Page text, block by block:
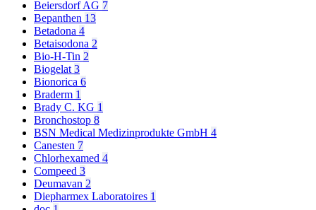
Beiersdorf AG 7
Bepanthen 13
Betadona 4
Betaisodona 2
Bio-H-Tin 2
Biogelat 3
Bionorica 6
Braderm 1
Brady C. KG 1
Bronchostop 8
BSN Medical Medizinprodukte GmbH 4
Canesten 7
Chlorhexamed 4
Compeed 3
Deumavan 2
Diepharmex Laboratoires 1